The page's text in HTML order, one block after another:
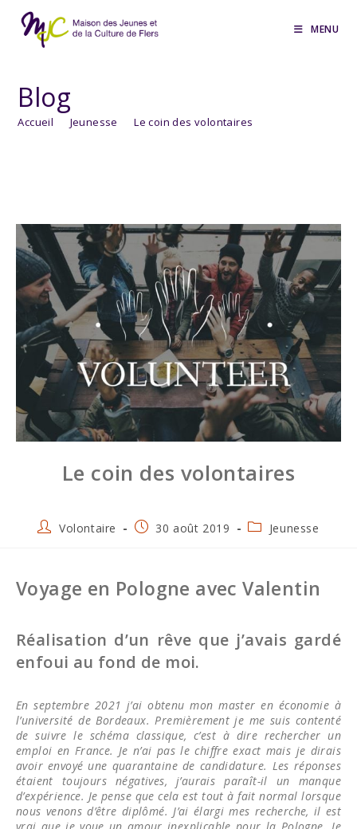
content
MENU
Blog
Accueil Jeunesse Le coin des volontaires
Le coin des volontaires
Auteur/autrice
Volontaire
Publication
30 août 2019
PostJeunesse
Voyage en Pologne avec Valentin
Réalisation d’un rêve que j’avais gardé
enfoui au fond de moi.
En septembre 2021 j’ai obtenu mon master en économie à
l’université de Bordeaux. Premièrement je me suis contenté
de suivre le schéma classique, c’est à dire rechercher un
emploi en France. Je n’ai pas le chiffre exact mais je dirais
avoir envoyé une quarantaine de candidature. Les réponses
étaient toujours négatives, j’aurais paraît-il un manque
d’expérience. Je pense que cela est tout à fait normal lorsque
nous venons d’être diplômé. J’ai élargi mes recherche, il est
vrai que je voue un amour inexplicable pour la Pologne. Je